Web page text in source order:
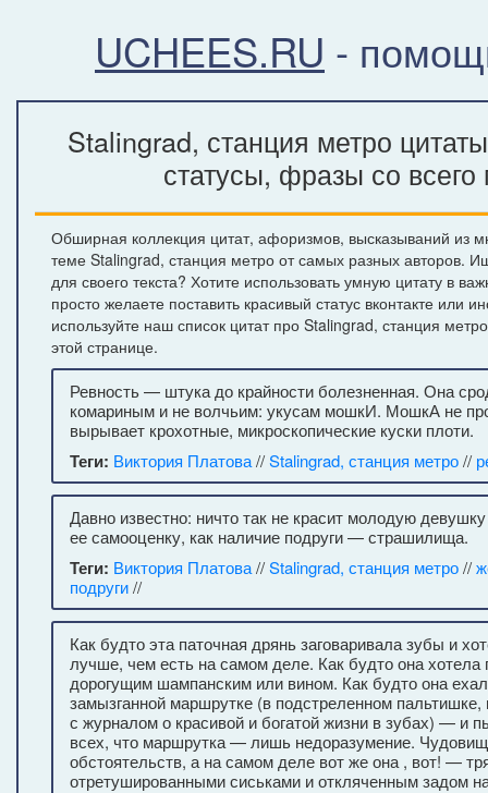
UCHEES.RU -
Stalingrad, станция метро
статусы, фразы со
Обширная коллекция цитат, афоризмов, высказываний из
теме Stalingrad, станция метро от самых разных авторов.
для своего текста? Хотите использовать умную цитату в
просто желаете поставить красивый статус вконтакте или
используйте наш список цитат про Stalingrad, станция
этой странице.
Ревность — штука до крайности болезненная. Она
комариным и не волчьим: укусам мошкИ. МошкА не
вырывает крохотные, микроскопические куски плоти.
Теги: Виктория Платова//Stalingrad, станция метро//
Давно известно: ничто так не красит молодую
ее самооценку, как наличие подруги — страшилища.
Теги: Виктория Платова//Stalingrad, станция метро//
подруги//
Как будто эта паточная дрянь заговаривала зубы и
лучше, чем есть на самом деле. Как будто она хотела
дорогущим шампанским или вином. Как будто она
замызганной маршрутке (в подстреленном пальтишке,
с журналом о красивой и богатой жизни в зубах) — и
всех, что маршрутка — лишь недоразумение.
обстоятельств, а на самом деле вот же она , вот! —
отретушированными сиськами и откляченным задом